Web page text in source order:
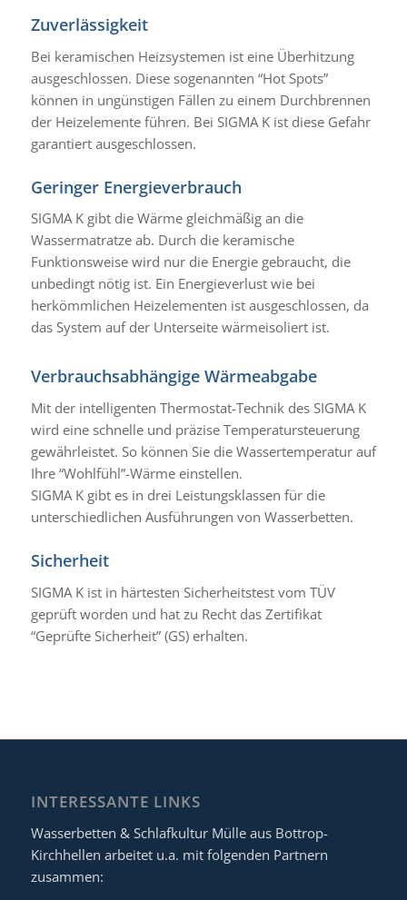
Zuverlässigkeit
Bei keramischen Heizsystemen ist eine Überhitzung
ausgeschlossen. Diese sogenannten “Hot Spots”
können in ungünstigen Fällen zu einem Durchbrennen
der Heizelemente führen. Bei SIGMA K ist diese Gefahr
garantiert ausgeschlossen.
Geringer Energieverbrauch
SIGMA K gibt die Wärme gleichmäßig an die
Wassermatratze ab. Durch die keramische
Funktionsweise wird nur die Energie gebraucht, die
unbedingt nötig ist. Ein Energieverlust wie bei
herkömmlichen Heizelementen ist ausgeschlossen, da
das System auf der Unterseite wärmeisoliert ist.
Verbrauchsabhängige Wärmeabgabe
Mit der intelligenten Thermostat-Technik des SIGMA K
wird eine schnelle und präzise Temperatursteuerung
gewährleistet. So können Sie die Wassertemperatur auf
Ihre “Wohlfühl”-Wärme einstellen.
SIGMA K gibt es in drei Leistungsklassen für die
unterschiedlichen Ausführungen von Wasserbetten.
Sicherheit
SIGMA K ist in härtesten Sicherheitstest vom TÜV
geprüft worden und hat zu Recht das Zertifikat
“Geprüfte Sicherheit” (GS) erhalten.
INTERESSANTE LINKS
Wasserbetten & Schlafkultur Mülle aus Bottrop-
Kirchhellen arbeitet u.a. mit folgenden Partnern
zusammen: